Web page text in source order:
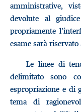
amministrative,
devolute al
propriamente
esame sarà riservato
Le linee di
delimitato sono
espropriazione e di
tema di